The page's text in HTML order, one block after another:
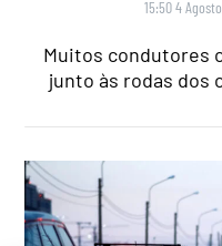
15:50 4
Muitos condutores
junto às rodas dos